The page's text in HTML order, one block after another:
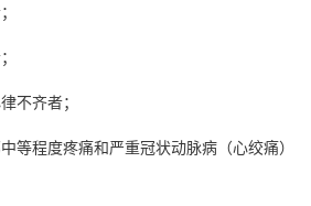
不齐者；
等程度疼痛和严重冠状动脉病（心绞痛）